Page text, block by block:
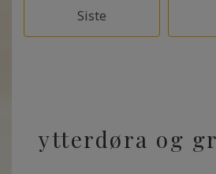
Siste
ytterdøra og